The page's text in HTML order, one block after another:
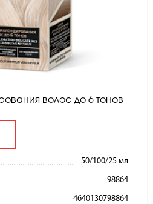
волос до 6 тонов
50/100/25 мл
98864
4640130798864